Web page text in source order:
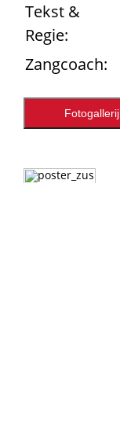
Tekst &
Regie:
Zangcoach:
Fotogallerij